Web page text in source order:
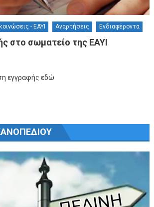
- ΕΑΥΙ Αναρτήσεις Ενδιαφέροντα
στο σωματείο της ΕΑΥΙ
εγγραφής εδώ